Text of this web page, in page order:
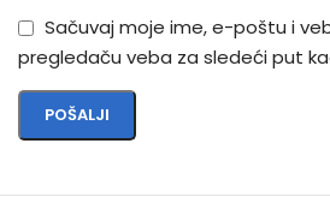
Sačuvaj moje ime, e-poštu i
pregledaču veba za sledeći put